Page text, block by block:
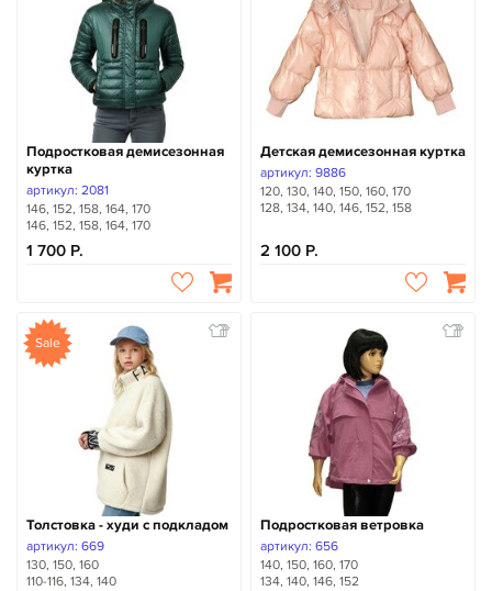
Подростковая демисезонная
куртка
артикул: 2081
146, 152, 158, 164, 170
146, 152, 158, 164, 170
1 700
Детская демисезонная куртка
артикул: 9886
120, 130, 140, 150, 160, 170
128, 134, 140, 146, 152, 158
2 100
Sale
Толстовка - худи с подкладом
артикул: 669
130, 150, 160
110-116, 134, 140
Подростковая ветровка
артикул: 656
140, 150, 160, 170
134, 140, 146, 152